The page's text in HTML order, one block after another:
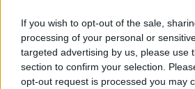
If you wish to opt-out of the sale,
processing of your personal or
targeted advertising by us, please use
section to confirm your selection.
opt-out request is processed you may